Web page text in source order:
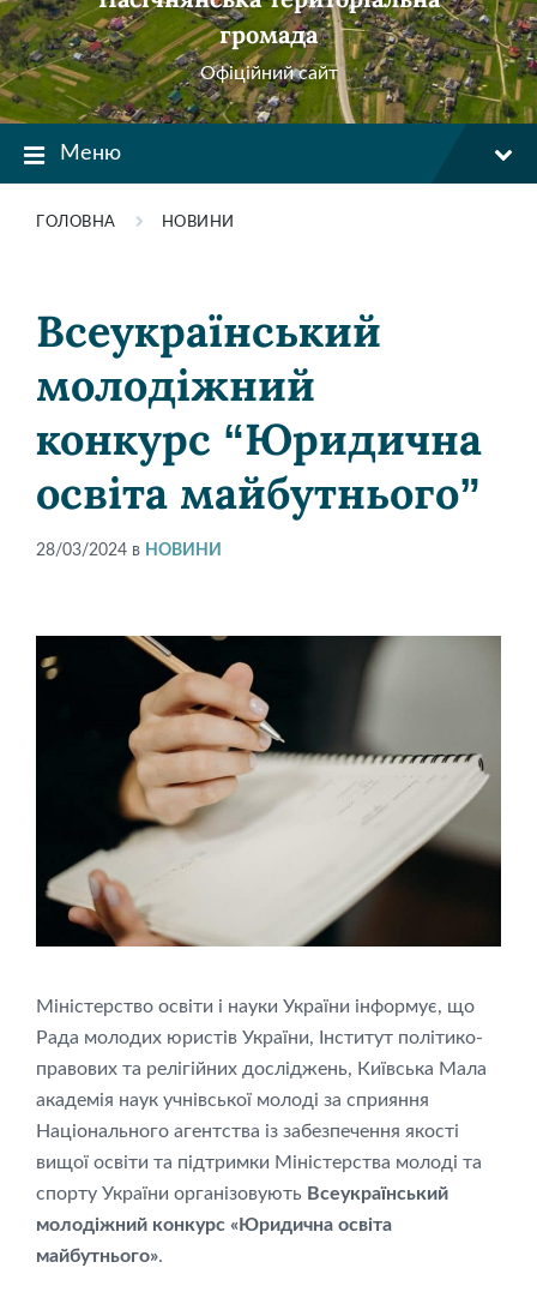
громада
Офіційний сайт
Меню
ГОЛОВНА НОВИНИ
Всеукраїнський
молодіжний
конкурс “Юридична
освіта майбутнього”
28/03/2024 в НОВИНИ
Міністерство освіти і науки України інформує, що
Рада молодих юристів України, Інститут політико-
правових та релігійних досліджень, Київська Мала
академія наук учнівської молоді за сприяння
Національного агентства із забезпечення якості
вищої освіти та підтримки Міністерства молоді та
спорту України організовують Всеукраїнський
молодіжний конкурс «Юридична освіта
майбутнього».